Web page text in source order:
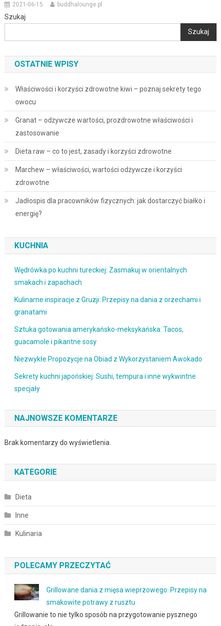
2021-06-15 buddhalounge.pl
Szukaj
Szukaj
OSTATNIE WPISY
Właściwości i korzyści zdrowotne kiwi – poznaj sekrety tego
owocu
Granat – odżywcze wartości, prozdrowotne właściwości i
zastosowanie
Dieta raw – co to jest, zasady i korzyści zdrowotne
Marchew – właściwości, wartości odżywcze i korzyści
zdrowotne
Jadłospis dla pracowników fizycznych: jak dostarczyć białko i
energię?
KUCHNIA
Wędrówka po kuchni tureckiej: Zasmakuj w orientalnych
smakach i zapachach
Kulinarne inspiracje z Gruzji: Przepisy na dania z orzechami i
granatami
Sztuka gotowania amerykańsko-meksykańska: Tacos,
guacamole i pikantne sosy
Niezwykłe Propozycje na Obiad z Wykorzystaniem Awokado
Sekrety kuchni japońskiej: Sushi, tempura i inne wykwintne
specjały
NAJNOWSZE KOMENTARZE
Brak komentarzy do wyświetlenia.
KATEGORIE
Dieta
Inne
Kulinaria
POLECAMY PRZECZYTAĆ
Grillowane dania z mięsa wieprzowego: Przepisy na
smakowite potrawy z rusztu
Grillowanie to nie tylko sposób na przygotowanie pysznego